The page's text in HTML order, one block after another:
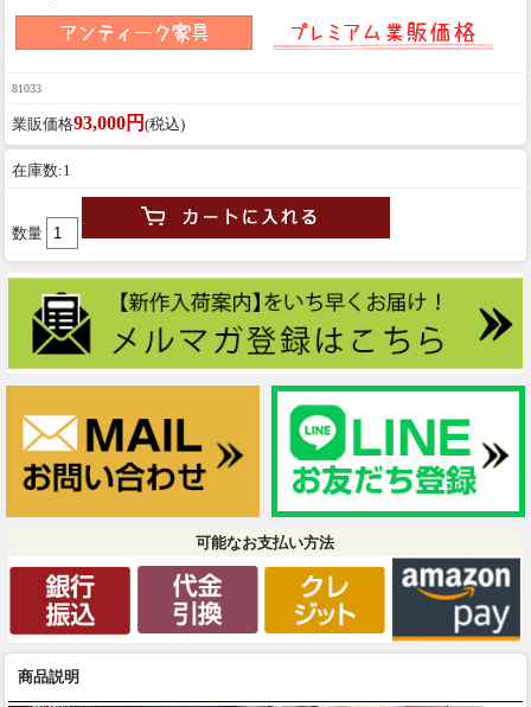
81033
業販価格93,000円 (税込)
在庫数:1
数量
可能なお支払い方法
商品説明